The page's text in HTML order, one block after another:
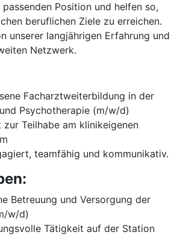
passenden Position und helfen so,
beruflichen Ziele zu erreichen.
unserer langjährigen Erfahrung und
Netzwerk.
Facharztweiterbildung in der
Psychotherapie (m/w/d)
zur Teilhabe am klinikeigenen
teamfähig und kommunikativ.
Betreuung und Versorgung der
w/d)
Tätigkeit auf der Station